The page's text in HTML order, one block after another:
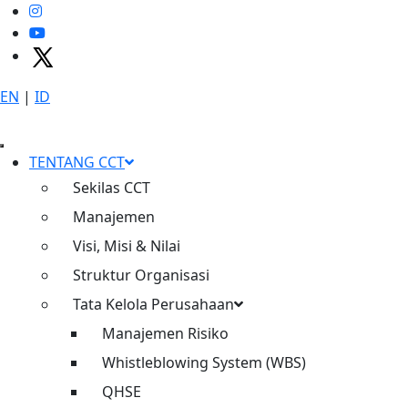
EN | ID
TENTANG CCT
Sekilas CCT
Manajemen
Visi, Misi & Nilai
Struktur Organisasi
Tata Kelola Perusahaan
Manajemen Risiko
Whistleblowing System (WBS)
QHSE
Home
cimanggis cibitung tollways
Admin 16/04/2023 8:07 AM
Fungsional Jalan Tol Cimanggis –
Cibitung Seksi 2A Segmen Jatikarya
– Cikeas
READ MORE